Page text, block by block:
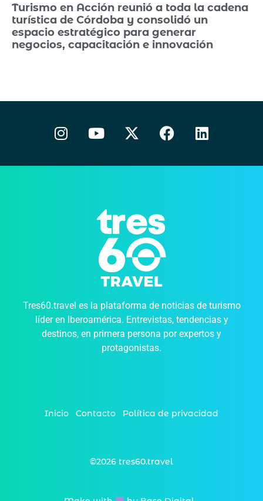
Turismo en Acción reunió a toda la cadena
turística de Córdoba y consolidó un
espacio estratégico para generar
negocios, capacitación e innovación
Tres60.travel es la plataforma de noticias de turismo
líder en Iberoamérica. Entrevistas, tendencias y
destinos, en primera persona por expertos y
protagonistas.
Inicio Contacto Política de privacidad
©2026 tres60.travel